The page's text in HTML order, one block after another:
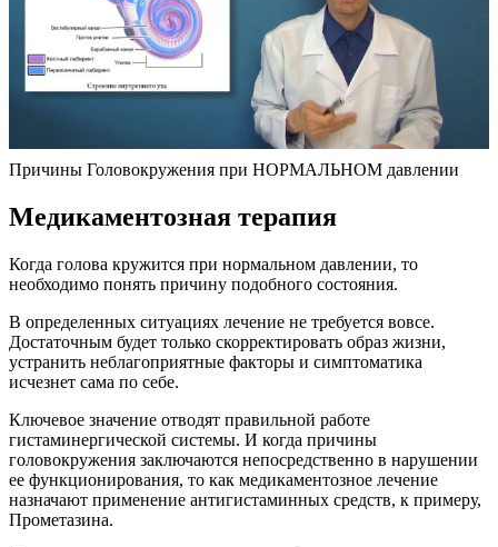
Причины Головокружения при НОРМАЛЬНОМ давлении
Медикаментозная терапия
Когда голова кружится при нормальном давлении, то
необходимо понять причину подобного состояния.
В определенных ситуациях лечение не требуется вовсе.
Достаточным будет только скорректировать образ жизни,
устранить неблагоприятные факторы и симптоматика
исчезнет сама по себе.
Ключевое значение отводят правильной работе
гистаминергической системы. И когда причины
головокружения заключаются непосредственно в нарушении
ее функционирования, то как медикаментозное лечение
назначают применение антигистаминных средств, к примеру,
Прометазина.